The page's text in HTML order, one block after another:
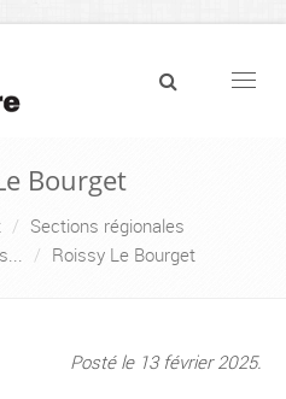
Bourget
Sections régionales
Roissy Le Bourget
Posté le 13 février 2025.